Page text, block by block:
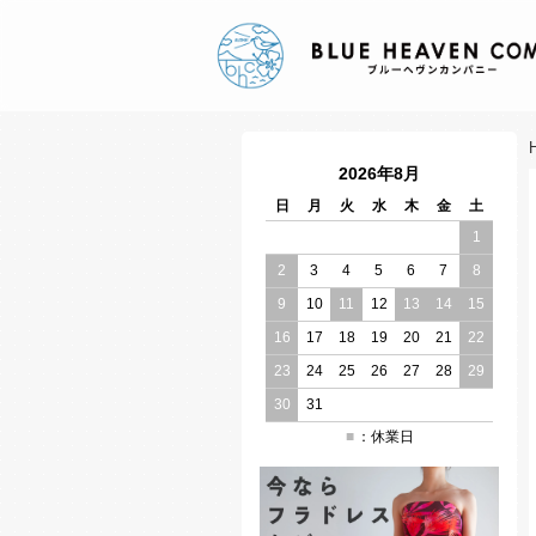
2026年8月
日 月 火 水 木 金
土
1
2
3 4 5 6 7
8
9
10 11 12 13 14
15
16
17 18 19 20 21
22
23
24 25 26 27 28
29
30
31
■ ：休業日